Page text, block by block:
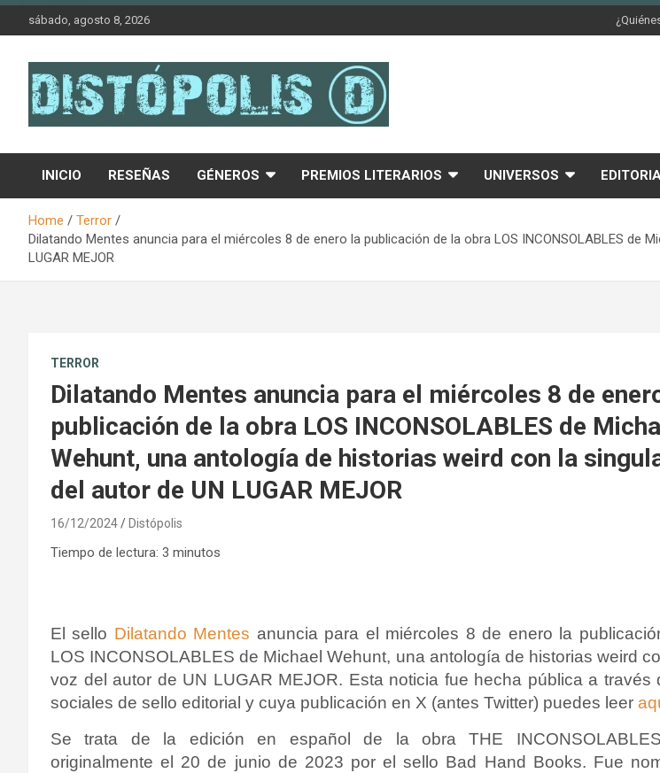
Skip
sábado, agosto 8, 2026
Distópolis
INICIO RESEÑAS GÉNEROS PREMIOS LITERARIOS UNIVERSOS
Home
Terror
Dilatando Mentes anuncia para el miércoles 8 de enero la publicación de la obra LOS INCONSOLABLES de
LUGAR MEJOR
TERROR
Dilatando Mentes anuncia para el miércoles 8 de
publicación de la obra LOS INCONSOLABLES de
Wehunt, una antología de historias weird con la
del autor de UN LUGAR MEJOR
16/12/2024 Distópolis
Tiempo de lectura: 3 minutos
El sello Dilatando Mentes anuncia para el miércoles 8 de enero la
LOS INCONSOLABLES de Michael Wehunt, una antología de historias weird
voz del autor de UN LUGAR MEJOR. Esta noticia fue hecha pública a través
sociales de sello editorial y cuya publicación en X (antes Twitter) puedes leer
Se trata de la edición en español de la obra THE
originalmente el 20 de junio de 2023 por el sello Bad Hand Books. Fue